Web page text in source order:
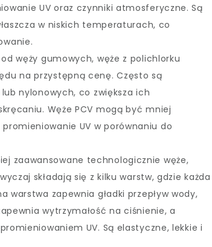
UV oraz czynniki atmosferyczne. Są
w niskich temperaturach, co
węży gumowych, węże z polichlorku
na przystępną cenę. Często są
nylonowych, co zwiększa ich
Węże PCV mogą być mniej
UV w porównaniu do
zaawansowane technologicznie węże,
składają się z kilku warstw, gdzie każda
warstwa zapewnia gładki przepływ wody,
wytrzymałość na ciśnienie, a
UV. Są elastyczne, lekkie i